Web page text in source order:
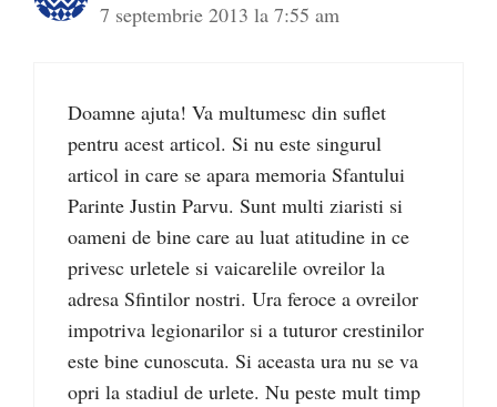
7 septembrie 2013 la 7:55 am
Doamne ajuta! Va multumesc din suflet
pentru acest articol. Si nu este singurul
articol in care se apara memoria Sfantului
Parinte Justin Parvu. Sunt multi ziaristi si
oameni de bine care au luat atitudine in ce
privesc urletele si vaicarelile ovreilor la
adresa Sfintilor nostri. Ura feroce a ovreilor
impotriva legionarilor si a tuturor crestinilor
este bine cunoscuta. Si aceasta ura nu se va
opri la stadiul de urlete. Nu peste mult timp